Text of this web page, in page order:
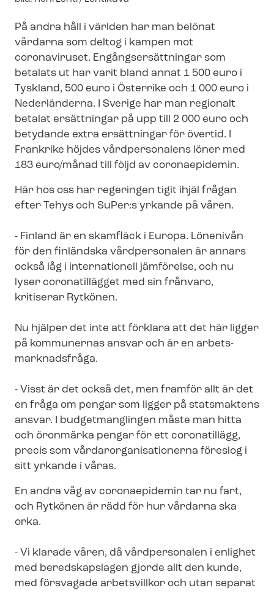
På andra håll i världen har man belönat
vårdarna som deltog i kampen mot
coronaviruset. En­gångs­er­sätt­ning­ar som
betalats ut har varit bland annat 1 500 euro i
Tyskland, 500 euro i Österrike och 1 000 euro i
Nederländerna. I Sverige har man regionalt
betalat ersättningar på upp till 2 000 euro och
betydande extra ersättningar för övertid. I
Frankrike höjdes vårdpersonalens löner med
183 euro/månad till följd av coronaepidemin.
Här hos oss har regeringen tigit ihjäl frågan
efter Tehys och SuPer:s yrkande på våren.
- Finland är en skamfläck i Europa. Lönenivån
för den finländska vårdpersonalen är annars
också låg i internationell jämförelse, och nu
lyser coronatillägget med sin frånvaro,
kritiserar Rytkönen.
Nu hjälper det inte att förklara att det här ligger
på kommunernas ansvar och är en ar­bets­
mark­nads­frå­ga.
- Visst är det också det, men framför allt är det
en fråga om pengar som ligger på statsmaktens
ansvar. I budgetmanglingen måste man hitta
och öronmärka pengar för ett coronatillägg,
precis som vår­dar­or­ga­ni­sa­tio­ner­na föreslog i
sitt yrkande i våras.
En andra våg av coronaepidemin tar nu fart,
och Rytkönen är rädd för hur vårdarna ska
orka.
- Vi klarade våren, då vårdpersonalen i enlighet
med beredskapslagen gjorde allt den kunde,
med försvagade arbetsvillkor och utan separat